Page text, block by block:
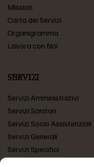
Mission
Carta dei Servizi
Organigramma
Lavora con Noi
SERVIZI
Servizi Amministrativi
Servizi Sanitari
Servizi Socio Assistenziali
Servizi Generali
Servizi Specifici